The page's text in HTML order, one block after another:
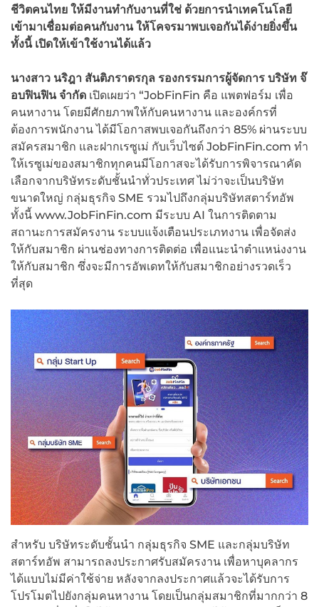
ชีวิตคนไทย ให้มีงานทำกับงานที่ใช่ ด้วยการนำเทคโนโลยี
เข้ามาเชื่อมต่อคนกับงาน ให้โคจรมาพบเจอกันได้ง่ายยิ่งขึ้น
ทั้งนี้ เปิดให้เข้าใช้งานได้แล้ว
นางสาว นริฎา สันติภราดรกุล รองกรรมการผู้จัดการ บริษัท จ๊
อบฟินฟิน จำกัด เปิดเผยว่า “JobFinFin คือ แพตฟอร์ม เพื่อ
คนหางาน โดยมีศักยภาพให้กับคนหางาน และองค์กรที่
ต้องการพนักงาน ได้มีโอกาสพบเจอกันถึงกว่า 85% ผ่านระบบ
สมัครสมาชิก และฝากเรซูเม่ กับเว็บไซต์ JobFinFin.com ทำ
ให้เรซูเม่ของสมาชิกทุกคนมีโอกาสจะได้รับการพิจารณาคัด
เลือกจากบริษัทระดับชั้นนำทั่วประเทศ ไม่ว่าจะเป็นบริษัท
ขนาดใหญ่ กลุ่มธุรกิจ SME รวมไปถึงกลุ่มบริษัทสตาร์ทอัพ
ทั้งนี้ www.JobFinFin.com มีระบบ AI ในการติดตาม
สถานะการสมัครงาน ระบบแจ้งเตือนประเภทงาน เพื่อจัดส่ง
ให้กับสมาชิก ผ่านช่องทางการติดต่อ เพื่อแนะนำตำแหน่งงาน
ให้กับสมาชิก ซึ่งจะมีการอัพเดทให้กับสมาชิกอย่างรวดเร็ว
ที่สุด
สำหรับ บริษัทระดับชั้นนำ กลุ่มธุรกิจ SME และกลุ่มบริษัท
สตาร์ทอัพ สามารถลงประกาศรับสมัครงาน เพื่อหาบุคลากร
ได้แบบไม่มีค่าใช้จ่าย หลังจากลงประกาศแล้วจะได้รับการ
โปรโมตไปยังกลุ่มคนหางาน โดยเป็นกลุ่มสมาชิกที่มากกว่า 8